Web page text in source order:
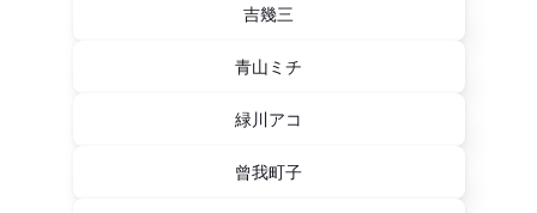
吉幾三
青山ミチ
緑川アコ
曾我町子